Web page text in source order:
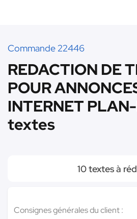
Commande 22446
REDACTION DE
POUR
INTERNET
textes
10 textes à
Consignes générales du client :